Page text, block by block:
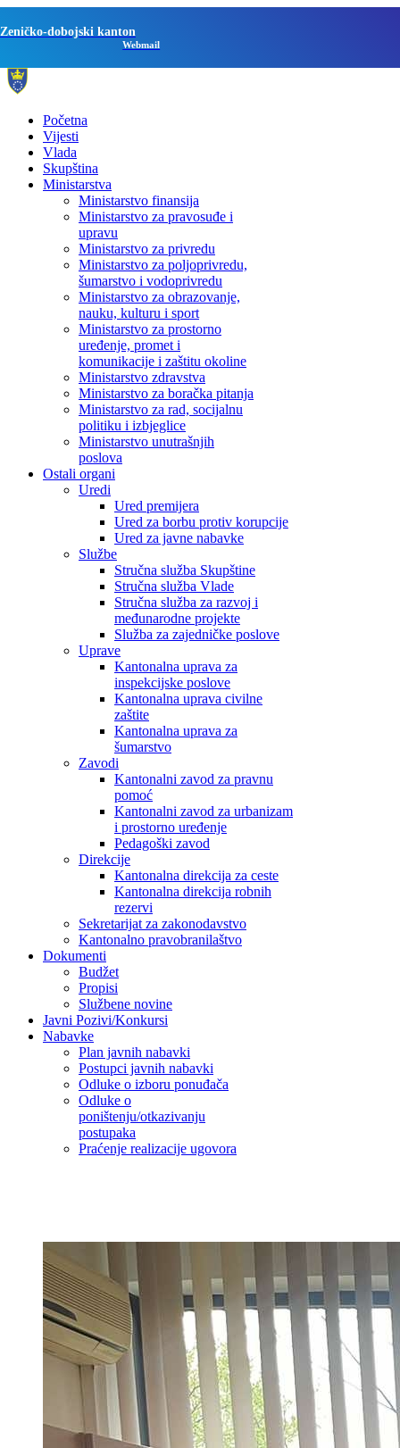
Zeničko-dobojski kanton
Webmail
Početna
Vijesti
Vlada
Skupština
Ministarstva
Ministarstvo finansija
Ministarstvo za pravosuđe i
upravu
Ministarstvo za privredu
Ministarstvo za poljoprivredu,
šumarstvo i vodoprivredu
Ministarstvo za obrazovanje,
nauku, kulturu i sport
Ministarstvo za prostorno
uređenje, promet i
komunikacije i zaštitu okoline
Ministarstvo zdravstva
Ministarstvo za boračka pitanja
Ministarstvo za rad, socijalnu
politiku i izbjeglice
Ministarstvo unutrašnjih
poslova
Ostali organi
Uredi
Ured premijera
Ured za borbu protiv korupcije
Ured za javne nabavke
Službe
Stručna služba Skupštine
Stručna služba Vlade
Stručna služba za razvoj i
međunarodne projekte
Služba za zajedničke poslove
Uprave
Kantonalna uprava za
inspekcijske poslove
Kantonalna uprava civilne
zaštite
Kantonalna uprava za
šumarstvo
Zavodi
Kantonalni zavod za pravnu
pomoć
Kantonalni zavod za urbanizam
i prostorno uređenje
Pedagoški zavod
Direkcije
Kantonalna direkcija za ceste
Kantonalna direkcija robnih
rezervi
Sekretarijat za zakonodavstvo
Kantonalno pravobranilaštvo
Dokumenti
Budžet
Propisi
Službene novine
Javni Pozivi/Konkursi
Nabavke
Plan javnih nabavki
Postupci javnih nabavki
Odluke o izboru ponuđača
Odluke o
poništenju/otkazivanju
postupaka
Praćenje realizacije ugovora